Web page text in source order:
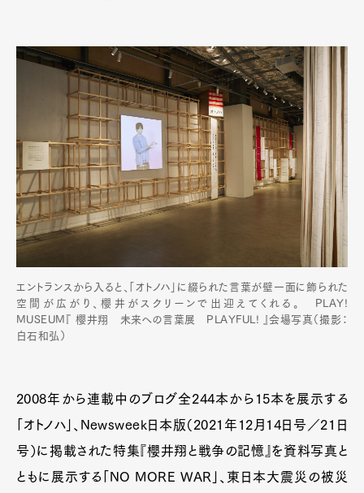
エントランスから入ると、「オトノハ」に綴られた言葉が壁一面に飾られた
空間が広がり、櫻井がスクリーンで出迎えてくれる。 PLAY!
MUSEUM『 櫻井翔 未来への言葉展 PLAYFUL! 』会場写真（撮影：
白石和弘）
2008年から連載中のブログ全244本から15本を展示する
「オトノハ」、Newsweek日本版（2021年12月14日号／21日
号）に掲載された特集『櫻井翔と戦争の記憶』を資料写真と
ともに展示する「NO MORE WAR」、東日本大震災の被災